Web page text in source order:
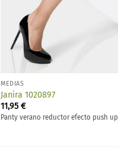
MEDIAS
Janira 1020897
11,95€
Panty verano reductor efecto push up